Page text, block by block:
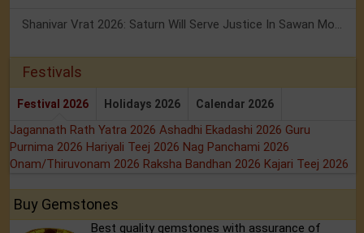
Festivals
Festival 2026 Holidays 2026 Calendar 2026
Jagannath Rath Yatra 2026 Ashadhi Ekadashi 2026 Guru
Purnima 2026 Hariyali Teej 2026 Nag Panchami 2026
Onam/Thiruvonam 2026 Raksha Bandhan 2026 Kajari Teej 2026
Buy Gemstones
Best quality gemstones with assurance of